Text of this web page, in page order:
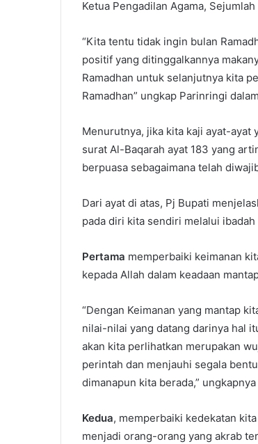
Ketua Pengadilan Agama,
“Kita tentu tidak ingin bulan
positif yang ditinggalkannya
Ramadhan untuk selanjutnya kita
Ramadhan” ungkap Parinringi
Menurutnya, jika kita kaji ayat-ayat
surat Al-Baqarah ayat 183 yang
berpuasa sebagaimana telah
Dari ayat di atas, Pj Bupati
pada diri kita sendiri melalui ibadah
Pertama memperbaiki keimanan
kepada Allah dalam keadaan
“Dengan Keimanan yang mantap
nilai-nilai yang datang darinya hal
akan kita perlihatkan merupakan
perintah dan menjauhi segala
dimanapun kita berada,”
Kedua, memperbaiki kedekatan
menjadi orang-orang yang akrab